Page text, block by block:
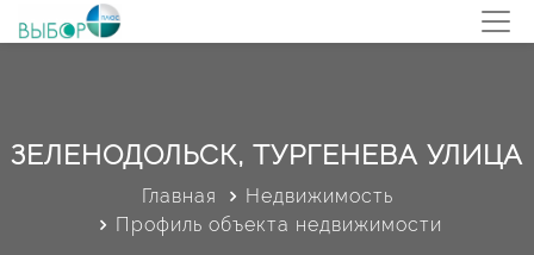
ЗЕЛЕНОДОЛЬСК, ТУРГЕНЕВА УЛИЦА
Главная
Недвижимость
Профиль объекта недвижимости